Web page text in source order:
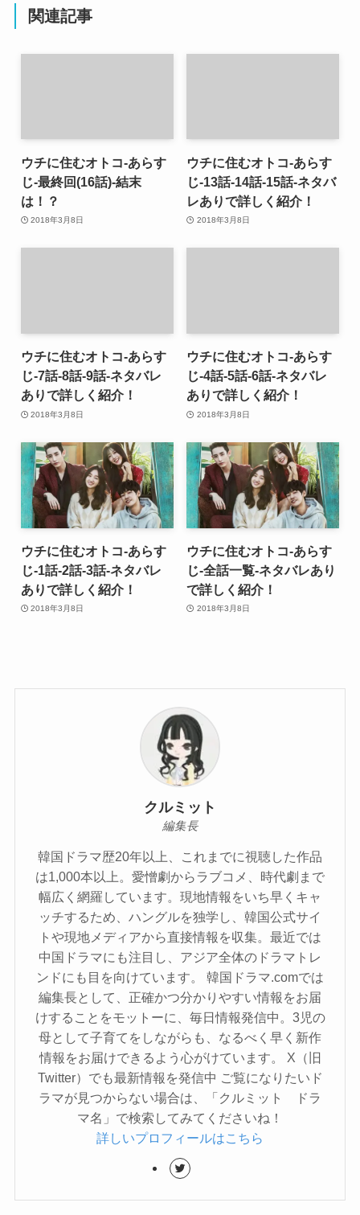
関連記事
ウチに住むオトコ-あらす
じ-最終回(16話)-結末
は！？
2018年3月8日
ウチに住むオトコ-あらす
じ-13話-14話-15話-ネタバ
レありで詳しく紹介！
2018年3月8日
ウチに住むオトコ-あらす
じ-7話-8話-9話-ネタバレ
ありで詳しく紹介！
2018年3月8日
ウチに住むオトコ-あらす
じ-4話-5話-6話-ネタバレ
ありで詳しく紹介！
2018年3月8日
ウチに住むオトコ-あらす
じ-1話-2話-3話-ネタバレ
ありで詳しく紹介！
2018年3月8日
ウチに住むオトコ-あらす
じ-全話一覧-ネタバレあり
で詳しく紹介！
2018年3月8日
クルミット
編集長
韓国ドラマ歴20年以上、これまでに視聴した作品
は1,000本以上。愛憎劇からラブコメ、時代劇まで
幅広く網羅しています。現地情報をいち早くキャ
ッチするため、ハングルを独学し、韓国公式サイ
トや現地メディアから直接情報を収集。最近では
中国ドラマにも注目し、アジア全体のドラマトレ
ンドにも目を向けています。 韓国ドラマ.comでは
編集長として、正確かつ分かりやすい情報をお届
けすることをモットーに、毎日情報発信中。3児の
母として子育てをしながらも、なるべく早く新作
情報をお届けできるよう心がけています。 X（旧
Twitter）でも最新情報を発信中 ご覧になりたいド
ラマが見つからない場合は、「クルミット ドラ
マ名」で検索してみてくださいね！
詳しいプロフィールはこちら